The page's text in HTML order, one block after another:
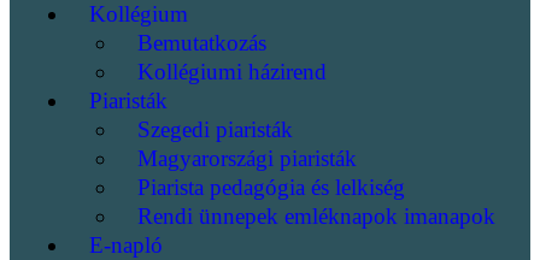
Kollégium
Bemutatkozás
Kollégiumi házirend
Piaristák
Szegedi piaristák
Magyarországi piaristák
Piarista pedagógia és lelkiség
Rendi ünnepek emléknapok imanapok
E-napló